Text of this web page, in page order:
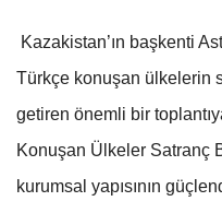
Kazakistan’ın başkenti
Türkçe konuşan ülkelerin
getiren önemli bir
Konuşan Ülkeler Satranç
kurumsal yapısının